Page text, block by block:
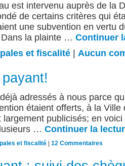
est intervenu auprès de la
de certains critères qui
une subvention en vertu
la plainte … Continuer
et fiscalité
Aucun
adressés à nous parce
étaient offerts, à la Ville
publicisés; en
… Continuer la
et fiscalité 12 Commentaires